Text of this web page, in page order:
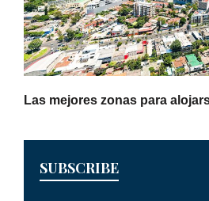
Las mejores zonas para
SUBSCRIBE